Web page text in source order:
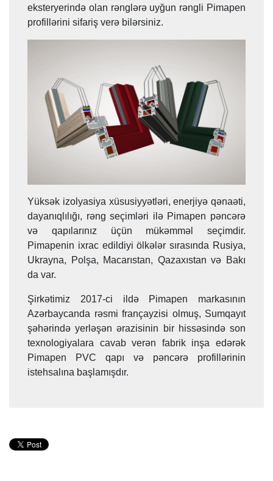
eksteryerində olan rənglərə uyğun rəngli Pimapen
profillərini sifariş verə bilərsiniz.
Yüksək izolyasiya xüsusiyyətləri, enerjiyə qənaəti,
dayanıqlılığı, rəng seçimləri ilə Pimapen pəncərə
və qapılarınız üçün mükəmməl seçimdir.
Pimapenin ixrac edildiyi ölkələr sırasında Rusiya,
Ukrayna, Polşa, Macarıstan, Qazaxıstan və Bakı
da var.
Şirkətimiz 2017-ci ildə Pimapen markasının
Azərbaycanda rəsmi françayzisi olmuş, Sumqayıt
şəhərində yerləşən ərazisinin bir hissəsində son
texnologiyalara cavab verən fabrik inşa edərək
Pimapen PVC qapı və pəncərə profillərinin
istehsalına başlamışdır.